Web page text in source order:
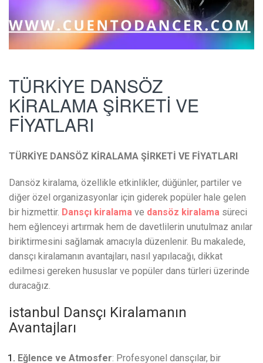
TÜRKİYE DANSÖZ
KİRALAMA ŞİRKETİ VE
FİYATLARI
TÜRKİYE DANSÖZ KİRALAMA ŞİRKETİ VE FİYATLARI
Dansöz kiralama, özellikle etkinlikler, düğünler, partiler ve
diğer özel organizasyonlar için giderek popüler hale gelen
bir hizmettir. Dansçı kiralama ve dansöz kiralama süreci
hem eğlenceyi artırmak hem de davetlilerin unutulmaz anılar
biriktirmesini sağlamak amacıyla düzenlenir. Bu makalede,
dansçı kiralamanın avantajları, nasıl yapılacağı, dikkat
edilmesi gereken hususlar ve popüler dans türleri üzerinde
duracağız.
istanbul Dansçı Kiralamanın
Avantajları
Eğlence ve Atmosfer: Profesyonel dansçılar, bir